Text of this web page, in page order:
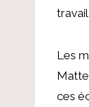
Les
ces